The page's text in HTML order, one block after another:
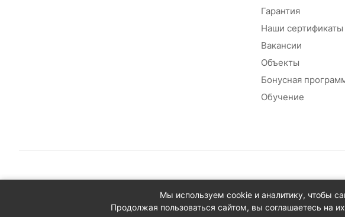
Гарантия
Наши сертификаты
Вакансии
Объекты
Бонусная
Обучение
© 2026 Сантехплюс: Интернет-магазин отопления, водоснабжения
Юридический адрес: 390023, г. Рязань, проезд Яблочкова, д.8Ж
ИНН/КПП: 6230087631/623001001
Мы используем cookie и аналитику, чтобы
Продолжая пользоваться сайтом, вы соглашаетесь на